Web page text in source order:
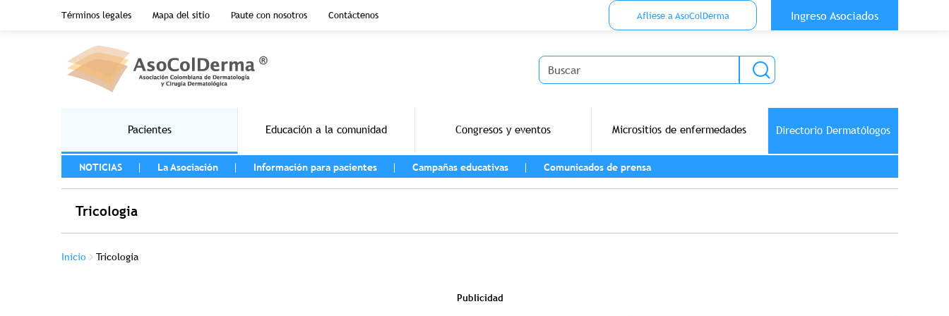
Pasar al contenido principal
Términos legales
Mapa del sitio Paute con nosotros Contáctenos
Menu Top Anónimo
Aflíese a AsoColDerma
Ingreso Asociados
Buscar
Pacientes Educación a la comunidad Congresos y eventos Micrositios de enfermedades Directorio Dermatólogos
MENU LEFT
NOTICIAS
La Asociación Información para pacientes Campañas educativas Comunicados de prensa
Tricologia
Sobrescribir enlaces de ayuda a la navegación
Inicio Tricologia
Publicidad